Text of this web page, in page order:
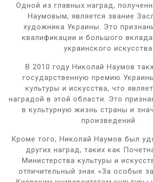
Одной из главных наград,
Наумовым, является звание
художника Украины. Это
квалификации и большого
украинского искусства.
В 2010 году Николай Наумов
государственную премию
культуры и искусства, что
наградой в этой области. Это
в культурную жизнь страны и
произведений.
Кроме того, Николай Наумов был
других наград, таких как
Министерства культуры и
отличительный знак «За особые